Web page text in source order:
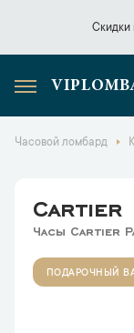
Скидки
Скидки
Часовой ломбард
Cartier
Часы Cartier
ПОДАРОЧНЫЙ